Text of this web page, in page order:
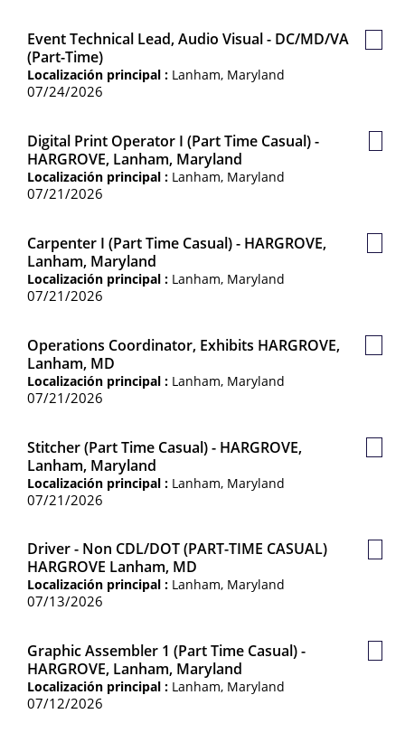
Event Technical Lead, Audio Visual - DC/MD/VA
(Part-Time)
Localización principal : Lanham, Maryland
07/24/2026
Digital Print Operator I (Part Time Casual) -
HARGROVE, Lanham, Maryland
Localización principal : Lanham, Maryland
07/21/2026
Carpenter I (Part Time Casual) - HARGROVE,
Lanham, Maryland
Localización principal : Lanham, Maryland
07/21/2026
Operations Coordinator, Exhibits HARGROVE,
Lanham, MD
Localización principal : Lanham, Maryland
07/21/2026
Stitcher (Part Time Casual) - HARGROVE,
Lanham, Maryland
Localización principal : Lanham, Maryland
07/21/2026
Driver - Non CDL/DOT (PART-TIME CASUAL)
HARGROVE Lanham, MD
Localización principal : Lanham, Maryland
07/13/2026
Graphic Assembler 1 (Part Time Casual) -
HARGROVE, Lanham, Maryland
Localización principal : Lanham, Maryland
07/12/2026